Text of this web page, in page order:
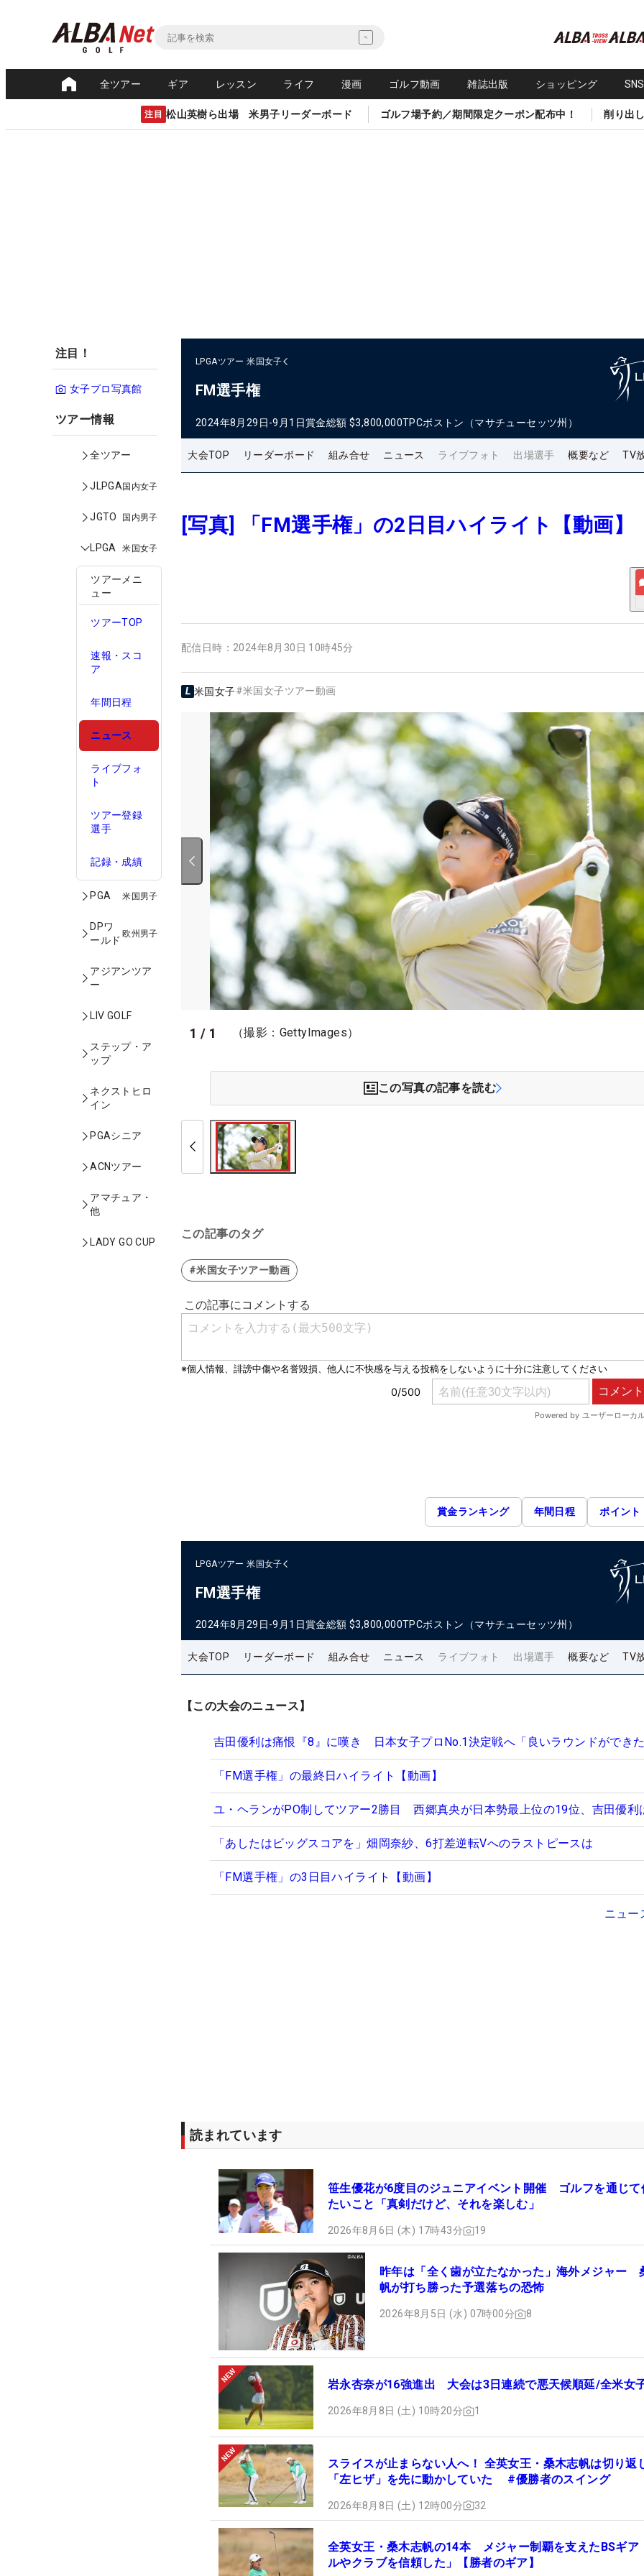
全ツアー ギア レッスン ライフ 漫画 ゴルフ動画 雑誌出版 ショッピング
注目 松山英樹ら出場 米男子リーダーボード ゴルフ場予約／期間限定クーポン配布中！ 削り出
注目！
女子プロ写真館
ツアー情報
全ツアー
JLPGA国内女子
JGTO 国内男子
LPGA 米国女子
ツアーメニ
ュー
ツアーTOP
速報・スコ
ア
年間日程
ニュース
ライブフォ
ト
ツアー登録
選手
記録・成績
PGA 米国男子
DPワ
ールド
欧州男子
アジアンツア
ー
LIV GOLF
ステップ・ア
ップ
ネクストヒロ
イン
PGAシニア
ACNツアー
アマチュア・
他
LADY GO CUP
LPGAツアー 米国女子
FM選手権
2024年8月29日-9月1日賞金総額 $3,800,000TPCボストン（マサチューセッツ州）
大会TOP リーダーボード 組み合せ ニュース ライブフォト 出場選手 概要など TV
[写真] 「FM選手権」の2日目ハイライト【動画】
配信日時： 2024年8月30日 10時45分
米国女子#米国女子ツアー動画
1 / 1 （撮影：GettyImages）
この写真の記事を読む
この記事のタグ
#米国女子ツアー動画
賞金ランキング 年間日程 ポイント
LPGAツアー 米国女子
FM選手権
2024年8月29日-9月1日賞金総額 $3,800,000TPCボストン（マサチューセッツ州）
大会TOP リーダーボード 組み合せ ニュース ライブフォト 出場選手 概要など TV
【この大会のニュース】
吉田優利は痛恨『8』に嘆き 日本女子プロNo.1決定戦へ「良いラウンドができ
「FM選手権」の最終日ハイライト【動画】
ユ・ヘランがPO制してツアー2勝目 西郷真央が日本勢最上位の19位、吉田優利
「あしたはビッグスコアを」畑岡奈紗、6打差逆転Vへのラストピースは
「FM選手権」の3日目ハイライト【動画】
ニュー
読まれています
笹生優花が6度目のジュニアイベント開催 ゴルフを通じて
たいこと「真剣だけど、それを楽しむ」
2026年8月6日 (木) 17時43分 19
昨年は「全く歯が立たなかった」海外メジャー
帆が打ち勝った予選落ちの恐怖
2026年8月5日 (水) 07時00分 8
岩永杏奈が16強進出 大会は3日連続で悪天候順延/全米女
2026年8月8日 (土) 10時20分 1
スライスが止まらない人へ！ 全英女王・桑木志帆は切り返
「左ヒザ」を先に動かしていた #優勝者のスイング
2026年8月8日 (土) 12時00分 32
全英女王・桑木志帆の14本 メジャー制覇を支えたBSギア
ルやクラブを信頼した」【勝者のギア】